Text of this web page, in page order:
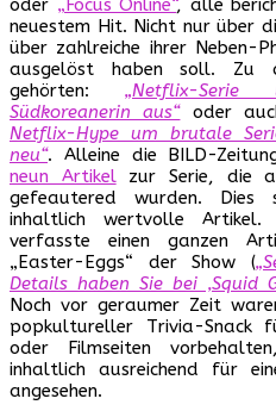
oder „Focus Online“, alle
neuestem Hit. Nicht nur über
über zahlreiche ihrer Neben-
ausgelöst haben soll. Zu
gehörten: „Netflix-
Südkoreanerin aus“oder
Netflix-Hype um brutale
neu“. Alleine die BILD-
neun Artikelzur Serie, die
gefeautered wurden. Dies
inhaltlich wertvolle Artikel.
verfasste einen ganzen
„Easter-Eggs“ der Show (
Details haben Sie bei ‚Squid
Noch vor geraumer Zeit
popkultureller Trivia-Snack
oder Filmseiten
inhaltlich ausreichend für
angesehen.